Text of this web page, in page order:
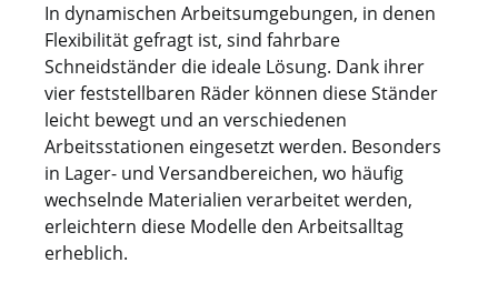
In dynamischen Arbeitsumgebungen, in denen
Flexibilität gefragt ist, sind fahrbare
Schneidständer die ideale Lösung. Dank ihrer
vier feststellbaren Räder können diese Ständer
leicht bewegt und an verschiedenen
Arbeitsstationen eingesetzt werden. Besonders
in Lager- und Versandbereichen, wo häufig
wechselnde Materialien verarbeitet werden,
erleichtern diese Modelle den Arbeitsalltag
erheblich.